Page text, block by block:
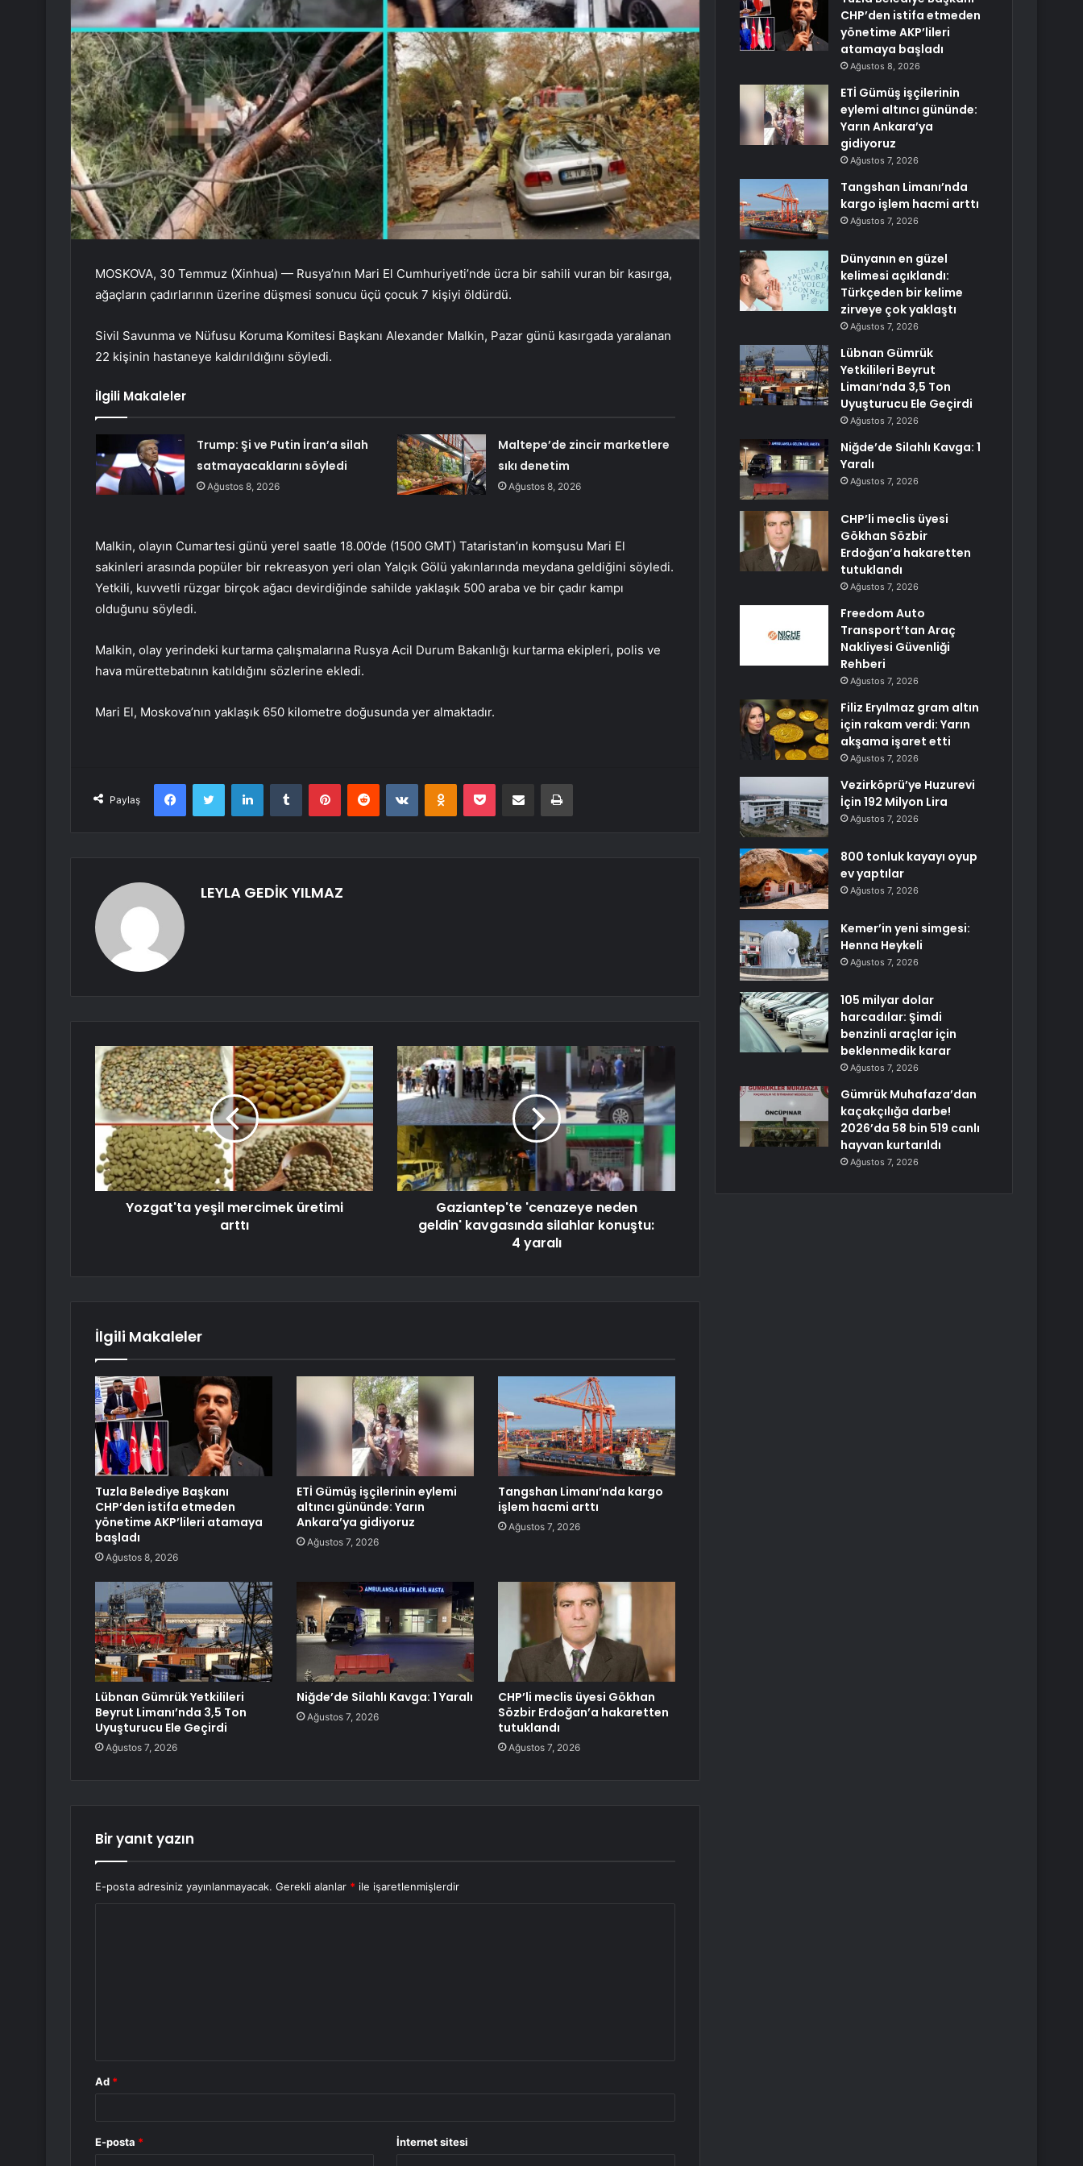
MOSKOVA, 30 Temmuz (Xinhua) — Rusya’nın Mari El Cumhuriyeti’nde ücra bir sahili vuran bir kasırga,
ağaçların çadırlarının üzerine düşmesi sonucu üçü çocuk 7 kişiyi öldürdü.
Sivil Savunma ve Nüfusu Koruma Komitesi Başkanı Alexander Malkin, Pazar günü kasırgada yaralanan
22 kişinin hastaneye kaldırıldığını söyledi.
İlgili Makaleler
Trump: Şi ve Putin İran’a silah
satmayacaklarını söyledi
Ağustos 8, 2026
Maltepe’de zincir marketlere
sıkı denetim
Ağustos 8, 2026
Malkin, olayın Cumartesi günü yerel saatle 18.00’de (1500 GMT) Tataristan’ın komşusu Mari El
sakinleri arasında popüler bir rekreasyon yeri olan Yalçık Gölü yakınlarında meydana geldiğini söyledi.
Yetkili, kuvvetli rüzgar birçok ağacı devirdiğinde sahilde yaklaşık 500 araba ve bir çadır kampı
olduğunu söyledi.
Malkin, olay yerindeki kurtarma çalışmalarına Rusya Acil Durum Bakanlığı kurtarma ekipleri, polis ve
hava mürettebatının katıldığını sözlerine ekledi.
Mari El, Moskova’nın yaklaşık 650 kilometre doğusunda yer almaktadır.
Paylaş
FacebookTwitter LinkedInTumblr PinterestReddit VKontakteOdnoklassniki
Pocket E-Posta ile paylaş Yazdır
LEYLA GEDİK YILMAZ
Yozgat'ta yeşil mercimek üretimi
arttı
Gaziantep'te 'cenazeye neden
geldin' kavgasında silahlar konuştu:
4 yaralı
İlgili Makaleler
Tuzla Belediye Başkanı
CHP’den istifa etmeden
yönetime AKP’lileri atamaya
başladı
Ağustos 8, 2026
ETİ Gümüş işçilerinin eylemi
altıncı gününde: Yarın
Ankara’ya gidiyoruz
Ağustos 7, 2026
Tangshan Limanı’nda kargo
işlem hacmi arttı
Ağustos 7, 2026
Lübnan Gümrük Yetkilileri
Beyrut Limanı’nda 3,5 Ton
Uyuşturucu Ele Geçirdi
Ağustos 7, 2026
Niğde’de Silahlı Kavga: 1 Yaralı
Ağustos 7, 2026
CHP’li meclis üyesi Gökhan
Sözbir Erdoğan’a hakaretten
tutuklandı
Ağustos 7, 2026
Bir yanıt yazın
E-posta adresiniz yayınlanmayacak. Gerekli alanlar * ile işaretlenmişlerdir
Ad *
E-posta * İnternet sitesi
CHP’den istifa etmeden
yönetime AKP’lileri
atamaya başladı
Ağustos 8, 2026
ETİ Gümüş işçilerinin
eylemi altıncı gününde:
Yarın Ankara’ya
gidiyoruz
Ağustos 7, 2026
Tangshan Limanı’nda
kargo işlem hacmi arttı
Ağustos 7, 2026
Dünyanın en güzel
kelimesi açıklandı:
Türkçeden bir kelime
zirveye çok yaklaştı
Ağustos 7, 2026
Lübnan Gümrük
Yetkilileri Beyrut
Limanı’nda 3,5 Ton
Uyuşturucu Ele Geçirdi
Ağustos 7, 2026
Niğde’de Silahlı Kavga: 1
Yaralı
Ağustos 7, 2026
CHP’li meclis üyesi
Gökhan Sözbir
Erdoğan’a hakaretten
tutuklandı
Ağustos 7, 2026
Freedom Auto
Transport’tan Araç
Nakliyesi Güvenliği
Rehberi
Ağustos 7, 2026
Filiz Eryılmaz gram altın
için rakam verdi: Yarın
akşama işaret etti
Ağustos 7, 2026
Vezirköprü’ye Huzurevi
İçin 192 Milyon Lira
Ağustos 7, 2026
800 tonluk kayayı oyup
ev yaptılar
Ağustos 7, 2026
Kemer’in yeni simgesi:
Henna Heykeli
Ağustos 7, 2026
105 milyar dolar
harcadılar: Şimdi
benzinli araçlar için
beklenmedik karar
Ağustos 7, 2026
Gümrük Muhafaza’dan
kaçakçılığa darbe!
2026’da 58 bin 519 canlı
hayvan kurtarıldı
Ağustos 7, 2026